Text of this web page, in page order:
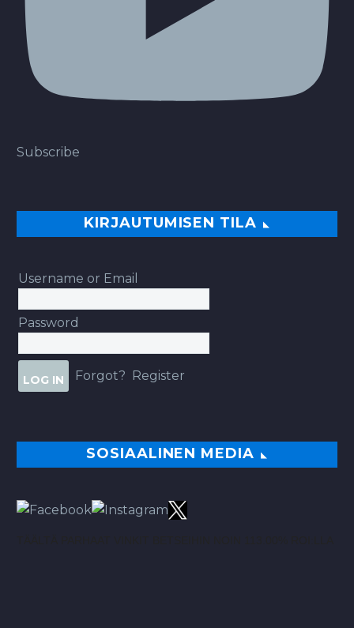
Subscribe
KIRJAUTUMISEN TILA
Username or Email
Password
Forgot? Register
SOSIAALINEN MEDIA